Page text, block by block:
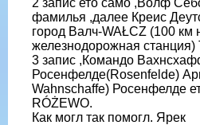
2 запис ето само ,Волф
фамилья ,далее Креис
город Валч-WAŁCZ (100 км
железнодорожная станция)
3 запис ,Командо
Росенфелде(Rosenfelde)
Wahnschaffe) Росенфелде
RÓŻEWO.
Как могл так помогл. Ярек